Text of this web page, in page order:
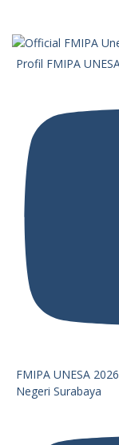
Profil FMIPA
FMIPA UNESA
Negeri Surabaya